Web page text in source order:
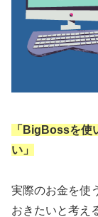
「BigBossを使
い」
実際のお金を使
おきたいと考え